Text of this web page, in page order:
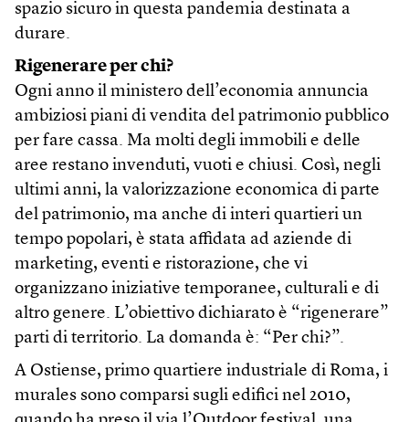
spazio sicuro in questa pandemia destinata a
durare.
Rigenerare per chi?
Ogni anno il ministero dell’economia annuncia
ambiziosi piani di vendita del patrimonio pubblico
per fare cassa. Ma molti degli immobili e delle
aree restano invenduti, vuoti e chiusi. Così, negli
ultimi anni, la valorizzazione economica di parte
del patrimonio, ma anche di interi quartieri un
tempo popolari, è stata affidata ad aziende di
marketing, eventi e ristorazione, che vi
organizzano iniziative temporanee, culturali e di
altro genere. L’obiettivo dichiarato è “rigenerare”
parti di territorio. La domanda è: “Per chi?”.
A Ostiense, primo quartiere industriale di Roma, i
murales sono comparsi sugli edifici nel 2010,